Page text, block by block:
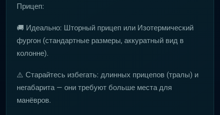
Прицеп:
🚚 Идеально: Шторный прицеп или Изотермический
фургон (стандартные размеры, аккуратный вид в
колонне).
⚠️ Старайтесь избегать: длинных прицепов (тралы) и
негабарита — они требуют больше места для
манёвров.